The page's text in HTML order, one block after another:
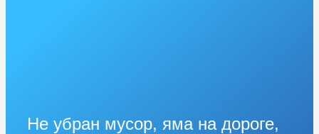
Не убран мусор, яма на дороге,